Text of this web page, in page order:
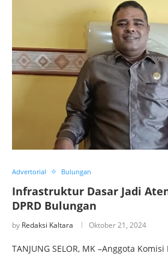
Advertorial Bulungan
Infrastruktur Dasar Jadi
DPRD Bulungan
by Redaksi Kaltara Oktober 21, 2024
TANJUNG SELOR, MK –Anggota